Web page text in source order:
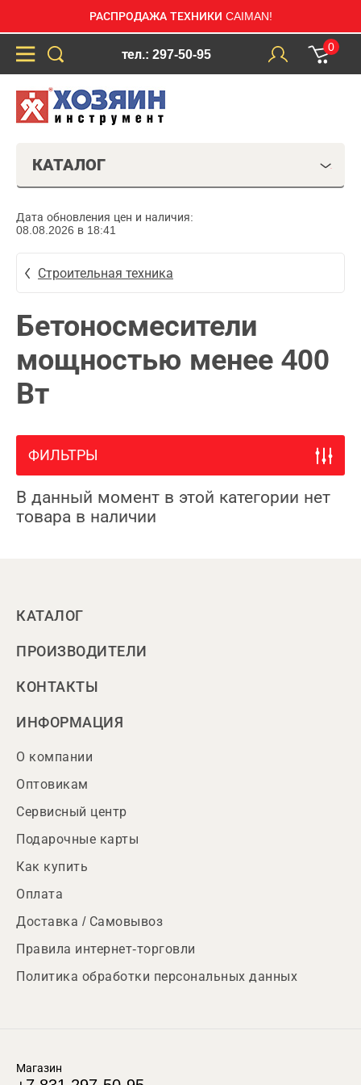
РАСПРОДАЖА ТЕХНИКИ CAIMAN!
тел.: 297-50-95
0
КАТАЛОГ
Дата обновления цен и наличия:
08.08.2026 в 18:41
Строительная техника
Бетоносмесители
мощностью менее 400
Вт
ФИЛЬТРЫ
В данный момент в этой категории нет
товара в наличии
КАТАЛОГ
ПРОИЗВОДИТЕЛИ
КОНТАКТЫ
ИНФОРМАЦИЯ
О компании
Оптовикам
Сервисный центр
Подарочные карты
Как купить
Оплата
Доставка / Самовывоз
Правила интернет-торговли
Политика обработки персональных данных
Магазин